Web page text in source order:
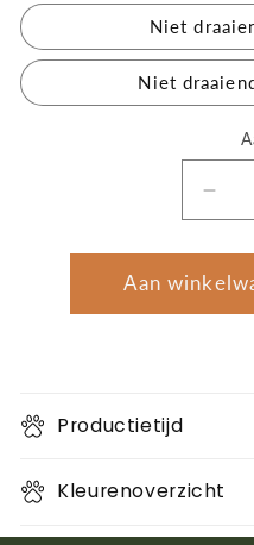
Niet
Niet
voor
clip
Aan
Productietijd
Kleurenoverzicht